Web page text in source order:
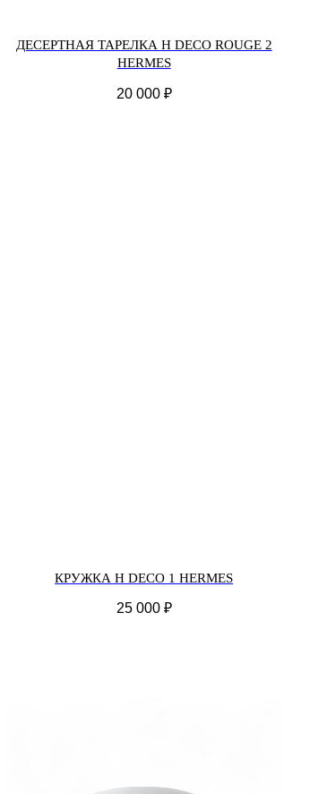
ДЕСЕРТНАЯ ТАРЕЛКА H DECO ROUGE 2
HERMES
20 000 ₽
КРУЖКА H DECO 1 HERMES
25 000 ₽